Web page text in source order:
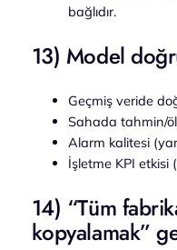
bağlıdır.
13) Model
Geçmiş veride
Sahada tahmin/
Alarm kalitesi
İşletme KPI etkisi
14) “Tüm
kopyalamak”